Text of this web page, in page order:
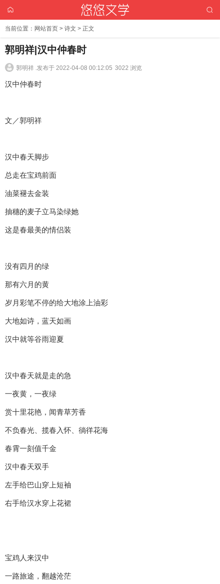
当前位置： 网站首页 > 诗文 > 正文
郭明祥|汉中仲春时
郭明祥 .发布于 2022-04-08 00:12:05 3022 浏览
汉中仲春时
文／郭明祥
汉中春天脚步
总走在宝鸡前面
油菜褪去金装
抽穗的麦子立马染绿她
这是春最美的情侣装
没有四月的绿
那有六月的黄
岁月彩笔不停的给大地涂上油彩
大地如诗，蓝天如画
汉中就等谷雨迎夏
汉中春天就是走的急
一夜黄，一夜绿
赏十里花艳，闻青草芳香
不负春光、揽春入怀、徜徉花海
春霄一刻值千金
汉中春天双手
左手给巴山穿上短袖
右手给汉水穿上花裙
宝鸡人来汉中
一路旅途，翻越沧茫